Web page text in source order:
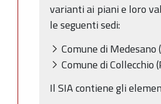
varianti ai piani e loro
le seguenti sedi:
Comune di
Comune di Collecchio
Il SIA contiene gli